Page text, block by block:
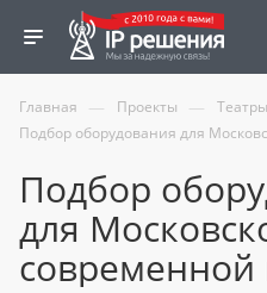
Главная — Проекты —
Подбор оборудования для
Подбор
для
современной